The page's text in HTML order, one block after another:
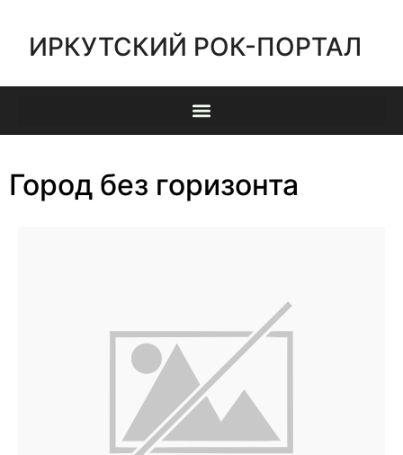
ИРКУТСКИЙ РОК-ПОРТАЛ
Город без горизонта